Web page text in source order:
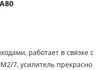
работает в связке с
7, усилитель прекрасно